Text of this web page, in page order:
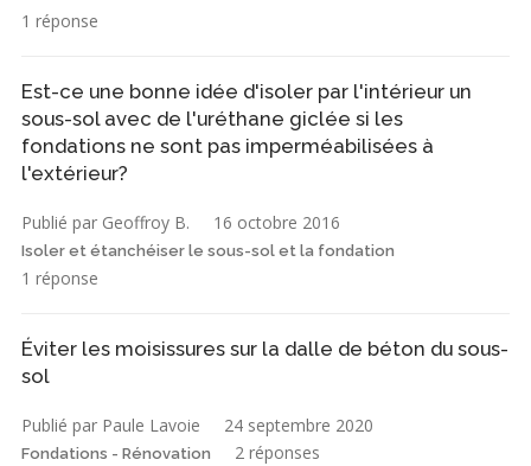
1 réponse
Est-ce une bonne idée d'isoler par l'intérieur un
sous-sol avec de l'uréthane giclée si les
fondations ne sont pas imperméabilisées à
l'extérieur?
Publié par Geoffroy B. 16 octobre 2016
Isoler et étanchéiser le sous-sol et la fondation
1 réponse
Éviter les moisissures sur la dalle de béton du sous-
sol
Publié par Paule Lavoie 24 septembre 2020
Fondations - Rénovation 2 réponses